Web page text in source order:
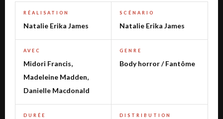
RÉALISATION
Natalie Erika James
SCÉNARIO
Natalie Erika James
AVEC
Midori Francis,
Madeleine Madden,
Danielle Macdonald
GENRE
Body horror / Fantôme
DURÉE DISTRIBUTION